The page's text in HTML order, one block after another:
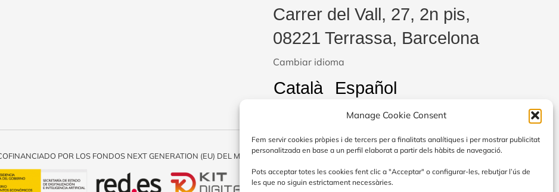
Manage Cookie Consent
Fem servir cookies pròpies i de tercers per a finalitats analítiques i per mostrar publicitat
personalitzada en base a un perfil elaborat a partir dels hàbits de navegació.
Pots acceptar totes les cookies fent clic a "Acceptar" o configurar-les, rebutjar l’ús de
les que no siguin estrictament necessàries.
Carrer del Vall, 27, 2n pis,
08221 Terrassa, Barcelona
Cambiar idioma
Català Español
POR LOS FONDOS NEXT GENERATION (EU) DEL MECANISMO DE RECUPERACIÓN Y RESILIENCIA